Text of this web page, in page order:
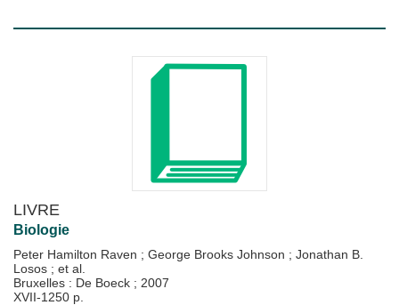
LIVRE
Biologie
Peter Hamilton Raven ; George Brooks Johnson ; Jonathan B.
Losos ; et al.
Bruxelles : De Boeck ; 2007
XVII-1250 p.